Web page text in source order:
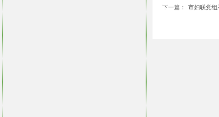
下一篇：
市妇联党组